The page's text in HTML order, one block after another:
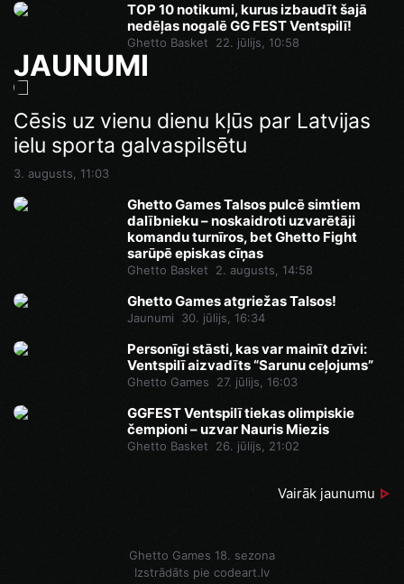
TOP 10 notikumi, kurus izbaudīt šajā
nedēļas nogalē GG FEST Ventspilī!
Ghetto Basket 22. jūlijs, 10:58
JAUNUMI
Cēsis uz vienu dienu kļūs par Latvijas
ielu sporta galvaspilsētu
3. augusts, 11:03
Ghetto Games Talsos pulcē simtiem
dalībnieku – noskaidroti uzvarētāji
komandu turnīros, bet Ghetto Fight
sarūpē episkas cīņas
Ghetto Basket 2. augusts, 14:58
Ghetto Games atgriežas Talsos!
Jaunumi 30. jūlijs, 16:34
Personīgi stāsti, kas var mainīt dzīvi:
Ventspilī aizvadīts “Sarunu ceļojums”
Ghetto Games 27. jūlijs, 16:03
GGFEST Ventspilī tiekas olimpiskie
čempioni – uzvar Nauris Miezis
Ghetto Basket 26. jūlijs, 21:02
Vairāk jaunumu
Ghetto Games 18. sezona
Izstrādāts pie codeart.lv